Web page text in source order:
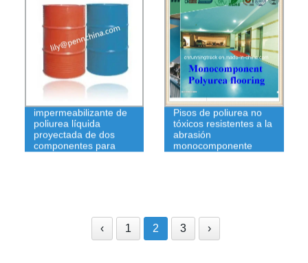
impermeabilizante de
poliurea líquida
proyectada de dos
componentes para
Pisos de poliurea no
tóxicos resistentes a la
abrasión
monocomponente
‹ 1 2 3 ›